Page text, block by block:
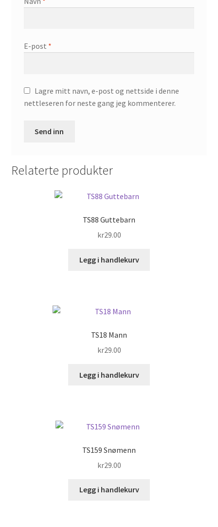
E-post *
Lagre mitt navn, e-post og nettside i denne
nettleseren for neste gang jeg kommenterer.
Relaterte produkter
TS88 Guttebarn
kr29.00
Legg i handlekurv
TS18 Mann
kr29.00
Legg i handlekurv
TS159 Snømenn
kr29.00
Legg i handlekurv